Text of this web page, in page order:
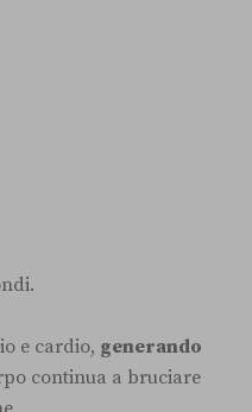
e cardio, generando
continua a bruciare